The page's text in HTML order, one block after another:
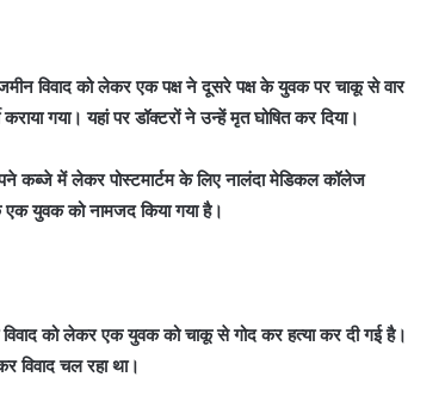
विवाद को लेकर एक पक्ष ने दूसरे पक्ष के युवक पर चाकू से वार
गया। यहां पर डॉक्टरों ने उन्हें मृत घोषित कर दिया।
कब्जे में लेकर पोस्टमार्टम के लिए नालंदा मेडिकल कॉलेज
युवक को नामजद किया गया है।
विवाद को लेकर एक युवक को चाकू से गोद कर हत्या कर दी गई है।
विवाद चल रहा था।